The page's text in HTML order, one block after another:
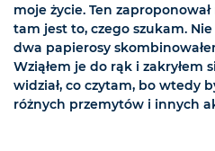
moje życie. Ten
tam jest to, czego szukam.
dwa papierosy
Wziąłem je do rąk i zakryłem
widział, co czytam, bo wtedy
różnych przemytów i innych